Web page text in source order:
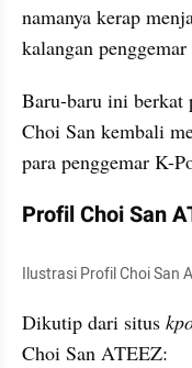
namanya kerap
kalangan
Baru-baru ini berkat
Choi San kembali
para penggemar K-
Profil Choi San
Ilustrasi Profil Choi San
Dikutip dari situs
Choi San ATEEZ: